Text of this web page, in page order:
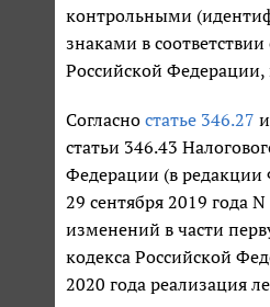
контрольными
знаками в
Российской
Согласно статье 346.27 и
статьи 346.43
Федерации (в редакции
29 сентября 2019 года
изменений в части
кодекса Российской
2020 года реализация